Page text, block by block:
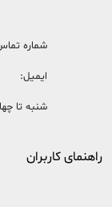
شماره
ایمیل:
شنبه تا چهارشنبه: 9 الی 19 ،
راهنمای کاربران